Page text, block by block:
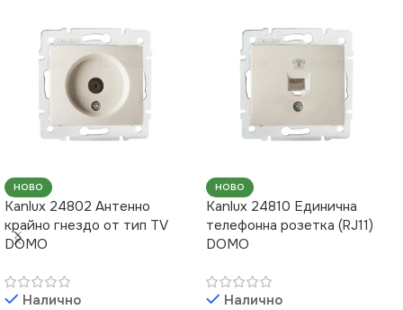
НОВО
Kanlux 24802 Антенно
крайно гнездо от тип TV
DOMO
Налично
НОВО
Kanlux 24810 Единична
телефонна розетка (RJ11)
DOMO
Налично